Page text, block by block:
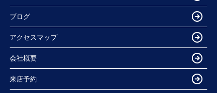
ブログ
アクセスマップ
会社概要
来店予約